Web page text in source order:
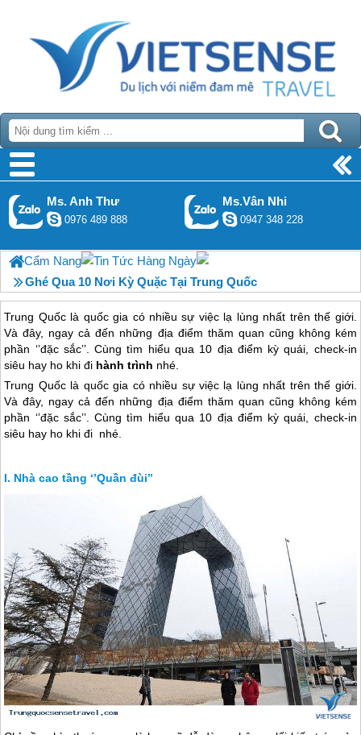
Ms. Anh Thư
0976 489 888
Ms.Vân Nhi
0947 348 228
Cẩm Nang
Tin Tức Hàng Ngày
Ghé Qua 10 Nơi Kỳ Quặc Tại Trung Quốc
Trung Quốc là quốc gia có nhiều sự việc lạ lùng nhất trên thế giới.
Và đây, ngay cả đến những địa điểm thăm quan cũng không kém
phần ‘’đặc sắc’’. Cùng tìm hiểu qua 10 địa điểm kỳ quái, check-in
siêu hay ho khi đi hành trình nhé.
Trung Quốclà quốc gia có nhiều sự việc lạ lùng nhất trên thế giới.
Và đây, ngay cả đến những địa điểm thăm quan cũng không kém
phần ‘’đặc sắc’’. Cùng tìm hiểu qua 10 địa điểm kỳ quái, check-in
siêu hay ho khi đi nhé.
Nhà cao tầng ‘’Quần đùi’’